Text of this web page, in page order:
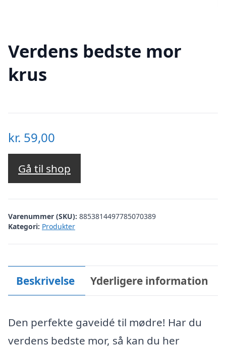
Verdens bedste mor
krus
kr. 59,00
Gå til shop
Varenummer (SKU): 8853814497785070389
Kategori: Produkter
Beskrivelse Yderligere information
Den perfekte gaveidé til mødre! Har du
verdens bedste mor, så kan du her